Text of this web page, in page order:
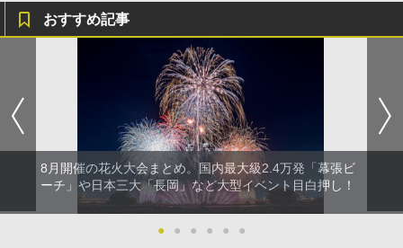
おすすめ記事
8月開催の花火大会まとめ。国内最大級2.4万発「幕張ビ
ーチ」や日本三大「長岡」など大型イベント目白押し！
● ● ● ● ● ●